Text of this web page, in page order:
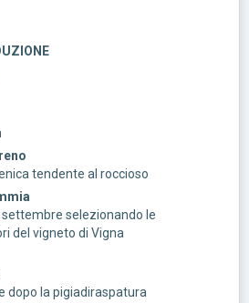
tendente al roccioso
settembre selezionando le
del vigneto di Vigna
dopo la pigiadiraspatura